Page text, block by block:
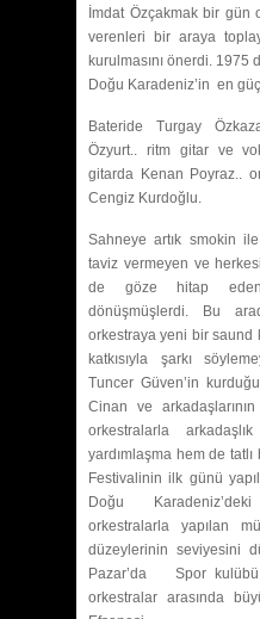
İmdat Özçakmak bir gün
verenleri bir araya
kurulmasını önerdi. 1975
Doğu Karadeniz’in en
Bateride Turgay
Özyurt.. ritm gitar ve
gitarda Kenan Poyraz..
Cengiz Kurdoğlu.
Sahneye artık smokin
taviz vermeyen ve
de göze hitap
dönüşmüşlerdi. Bu
orkestraya yeni bir saund
katkısıyla şarkı
Tuncer Güven’in
Cinan ve
orkestralarla
yardımlaşma hem de tatlı
Festivalinin ilk günü
Doğu
orkestralarla yapılan
düzeylerinin seviyesini
Pazar’da Spor kulübü
orkestralar arasında